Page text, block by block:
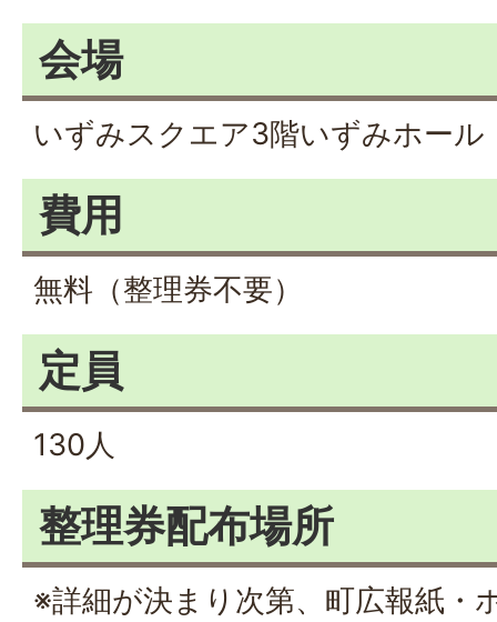
会場
いずみスクエア3階いずみホール
費用
無料（整理券不要）
定員
130人
整理券配布場所
※詳細が決まり次第、町広報紙・